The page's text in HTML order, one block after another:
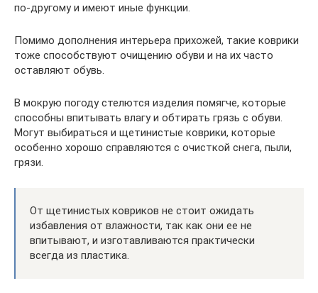
по-другому и имеют иные функции.
Помимо дополнения интерьера прихожей, такие коврики
тоже способствуют очищению обуви и на их часто
оставляют обувь.
В мокрую погоду стелются изделия помягче, которые
способны впитывать влагу и обтирать грязь с обуви.
Могут выбираться и щетинистые коврики, которые
особенно хорошо справляются с очисткой снега, пыли,
грязи.
От щетинистых ковриков не стоит ожидать
избавления от влажности, так как они ее не
впитывают, и изготавливаются практически
всегда из пластика.